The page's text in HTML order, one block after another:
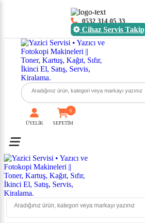
0532 314 05 33
Cihaz Servis Takip
ÜYELİK SEPETİM
0
Toggle mobile menu